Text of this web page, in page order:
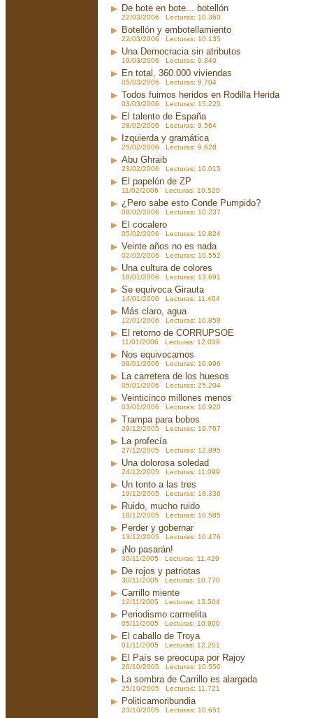
De bote en bote... botellón
22/03/2006 Lecturas: 10.360
Botellón y embotellamiento
22/03/2006 Lecturas: 10.135
Una Democracia sin atributos
19/03/2006 Lecturas: 9.840
En total, 360.000 viviendas
05/03/2006 Lecturas: 9.704
Todos fuimos heridos en Rodilla Herida
03/03/2006 Lecturas: 15.225
El talento de España
28/02/2006 Lecturas: 9.564
Izquierda y gramática
25/02/2006 Lecturas: 9.628
Abu Ghraib
23/02/2006 Lecturas: 10.015
El papelón de ZP
11/02/2006 Lecturas: 10.520
¿Pero sabe esto Conde Pumpido?
08/02/2006 Lecturas: 10.237
El cocalero
05/02/2006 Lecturas: 10.824
Veinte años no es nada
02/02/2006 Lecturas: 10.552
Una cultura de colores
18/01/2006 Lecturas: 13.691
Se equivoca Girauta
14/01/2006 Lecturas: 11.404
Más claro, agua
12/01/2006 Lecturas: 10.859
El retorno de CORRUPSOE
11/01/2006 Lecturas: 12.039
Nos equivocamos
09/01/2006 Lecturas: 10.996
La carretera de los huesos
05/01/2006 Lecturas: 25.204
Veinticinco millones menos
03/01/2006 Lecturas: 10.920
Trampa para bobos
29/12/2005 Lecturas: 19.767
La profecía
27/12/2005 Lecturas: 12.895
Una dolorosa soledad
24/12/2005 Lecturas: 11.099
Un tonto a las tres
19/12/2005 Lecturas: 18.336
Ruido, mucho ruido
18/12/2005 Lecturas: 10.585
Perder y gobernar
13/12/2005 Lecturas: 10.476
¡No pasarán!
30/11/2005 Lecturas: 11.429
De rojos y patriotas
30/11/2005 Lecturas: 10.770
Carrillo miente
12/11/2005 Lecturas: 13.504
Periodismo carmelita
05/11/2005 Lecturas: 10.900
El caballo de Troya
01/11/2005 Lecturas: 12.201
El País se preocupa por Rajoy
26/10/2005 Lecturas: 10.550
La sombra de Carrillo es alargada
25/10/2005 Lecturas: 11.721
Politicamoribundia
23/10/2005 Lecturas: 10.651